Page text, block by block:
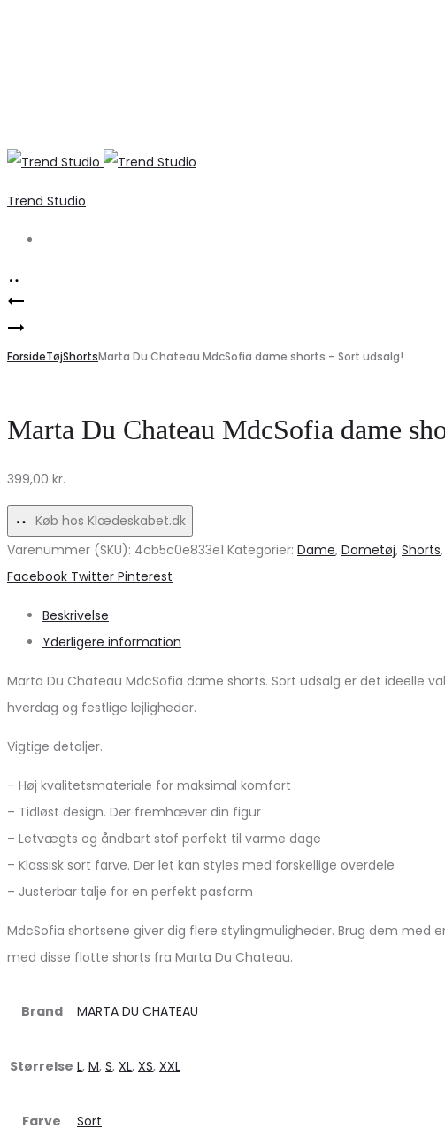
Trend Studio
Product
navigation
PCJADE
vidde
på
udsalg!
Havaianas
Flip-
4000030
Yellow
Tilbud!
ForsideTøjShortsMarta Du Chateau MdcSofia dame shorts – Sort udsalg!
Marta Du Chateau MdcSofia dame
399,00 kr.
Køb hos Klædeskabet.dk
Varenummer (SKU): 4cb5c0e833e1 Kategorier: Dame, Dametøj, Shorts,
Share
Facebook Twitter Pinterest
Beskrivelse
Yderligere information
Marta Du Chateau MdcSofia dame shorts. Sort udsalg er det ideelle
hverdag og festlige lejligheder.
Vigtige detaljer.
– Høj kvalitetsmateriale for maksimal komfort
– Tidløst design. Der fremhæver din figur
– Letvægts og åndbart stof perfekt til varme dage
– Klassisk sort farve. Der let kan styles med forskellige overdele
– Justerbar talje for en perfekt pasform
MdcSofia shortsene giver dig flere stylingmuligheder. Brug dem
med disse flotte shorts fra Marta Du Chateau.
Brand MARTA DU CHATEAU
Størrelse L, M, S, XL, XS, XXL
Farve Sort